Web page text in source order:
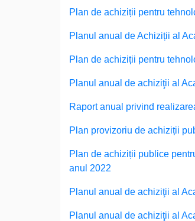
Plan de achiziții pentru
Planul anual de Achiziții al
Plan de achiziții pentru
Planul anual de achiziţii al
Raport anual privind
Plan provizoriu de achiziții
Plan de achiziții publice
anul 2022
Planul anual de achiziţii al
Planul anual de achiziţii al